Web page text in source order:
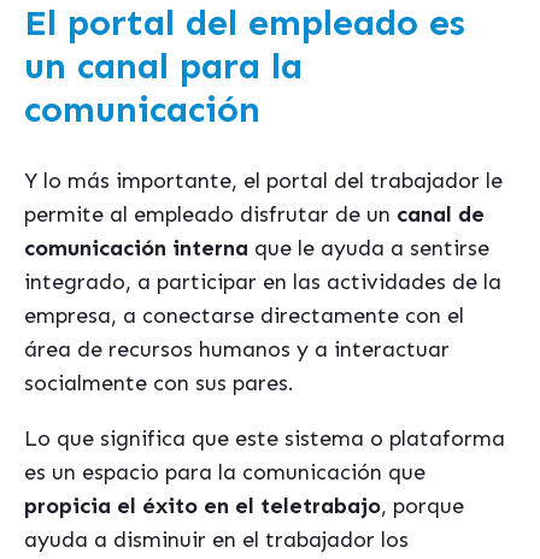
El portal del empleado es
un canal para la
comunicación
Y lo más importante, el portal del trabajador le
permite al empleado disfrutar de un canal de
comunicación interna que le ayuda a sentirse
integrado, a participar en las actividades de la
empresa, a conectarse directamente con el
área de recursos humanos y a interactuar
socialmente con sus pares.
Lo que significa que este sistema o plataforma
es un espacio para la comunicación que
propicia el éxito en el teletrabajo, porque
ayuda a disminuir en el trabajador los